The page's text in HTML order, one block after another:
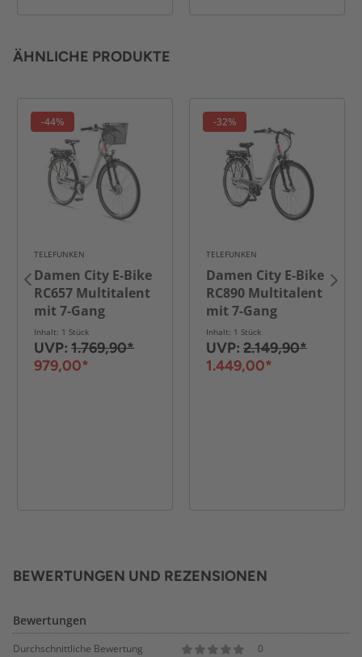
ÄHNLICHE PRODUKTE
-44%
TELEFUNKEN
Damen City E-Bike
RC657 Multitalent
mit 7-Gang
Shimano
Nabenschaltung,
Weiß
Inhalt: 1 Stück
UVP: 1.769,90*
979,00*
-32%
TELEFUNKEN
Damen City E-Bike
RC890 Multitalent
mit 7-Gang
Shimano
Nabenschaltung,
Weiß
Inhalt: 1 Stück
UVP: 2.149,90*
1.449,00*
BEWERTUNGEN UND REZENSIONEN
Bewertungen
Durchschnittliche Bewertung 0